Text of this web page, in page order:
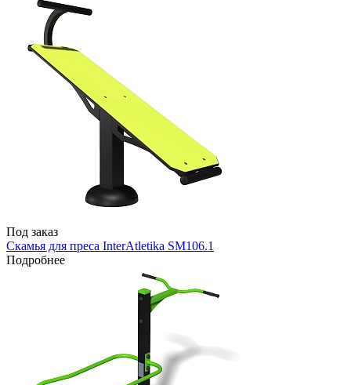
Под заказ
Скамья для преса InterAtletika SM106.1
Подробнее